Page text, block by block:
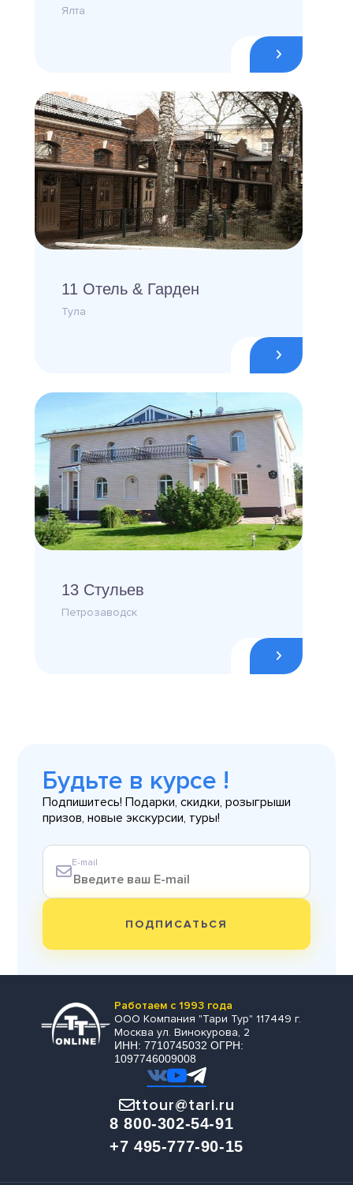
Ялта
11 Отель & Гарден
Тула
13 Стульев
Петрозаводск
Будьте в курсе !
Подпишитесь! Подарки, скидки, розыгрыши
призов, новые экскурсии, туры!
E-mail
ПОДПИСАТЬСЯ
Работаем с 1993 года
ООО Компания "Тари Тур" 117449 г.
Москва ул. Винокурова, 2
ИНН: 7710745032 ОГРН:
1097746009008
ttour@tari.ru
8 800-302-54-91
+7 495-777-90-15